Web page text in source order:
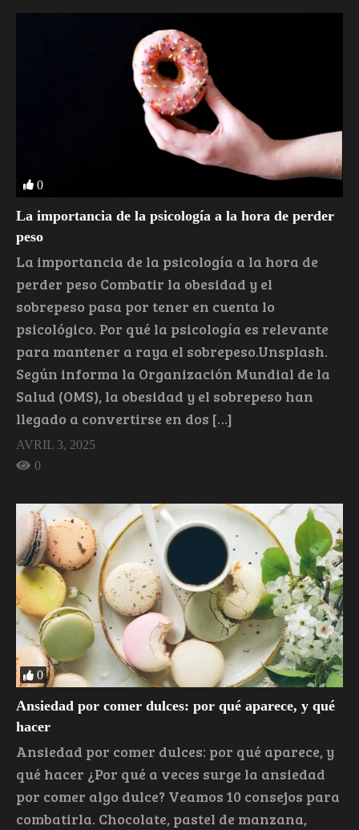
0
La importancia de la psicología a la hora de perder
peso
La importancia de la psicología a la hora de
perder peso Combatir la obesidad y el
sobrepeso pasa por tener en cuenta lo
psicológico. Por qué la psicología es relevante
para mantener a raya el sobrepeso.Unsplash.
Según informa la Organización Mundial de la
Salud (OMS), la obesidad y el sobrepeso han
llegado a convertirse en dos […]
AVRIL 3, 2025
0
0
Ansiedad por comer dulces: por qué aparece, y qué
hacer
Ansiedad por comer dulces: por qué aparece, y
qué hacer ¿Por qué a veces surge la ansiedad
por comer algo dulce? Veamos 10 consejos para
combatirla. Chocolate, pastel de manzana,